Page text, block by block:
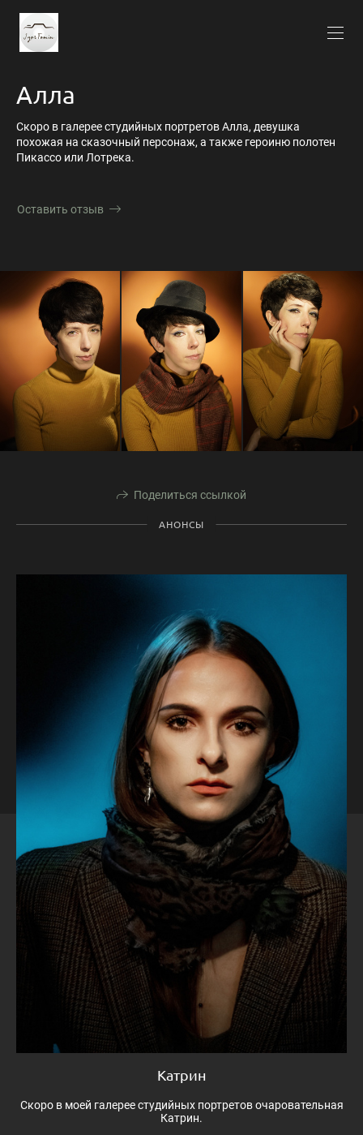
Алла
Скоро в галерее студийных портретов Алла, девушка
похожая на сказочный персонаж, а также героиню полотен
Пикассо или Лотрека.
Оставить отзыв
Поделиться ссылкой
АНОНСЫ
Катрин
Скоро в моей галерее студийных портретов очаровательная
Катрин.